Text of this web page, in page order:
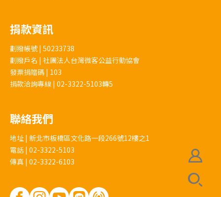
捐款資訊
劃撥帳號 | 50233738
劃撥戶名 | 社團法人台灣微客公益行動協會
發票捐贈碼 | 103
捐款洽詢專線 | 02-3322-5103轉5
聯絡我們
地址 | 新北市板橋區文化路一段266號12樓之1
電話 | 02-3322-5103
傳真 | 02-3322-6103